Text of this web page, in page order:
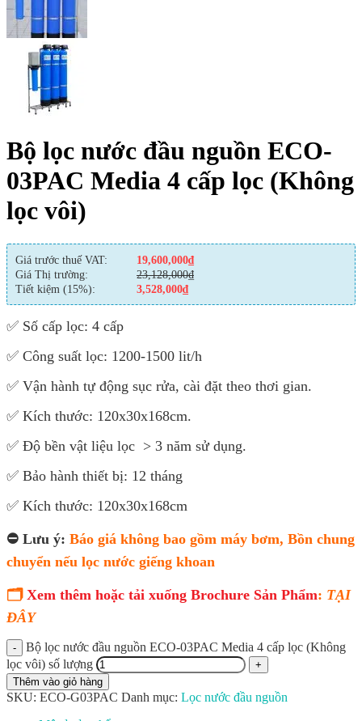
Bộ lọc nước đầu nguồn ECO-
03PAC Media 4 cấp lọc (Không
lọc vôi)
Giá trước thuế VAT: 19,600,000₫
Giá Thị trường:
23,128,000₫
Tiết kiệm (15%):
3,528,000₫
✅ Số cấp lọc: 4 cấp
✅ Công suất lọc: 1200-1500 lit/h
✅ Vận hành tự động sục rửa, cài đặt theo thơi gian.
✅ Kích thước: 120x30x168cm.
✅ Độ bền vật liệu lọc > 3 năm sử dụng.
✅ Bảo hành thiết bị: 12 tháng
✅ Kích thước: 120x30x168cm
⛔ Lưu ý: Báo giá không bao gồm máy bơm, Bồn chung
chuyển nếu lọc nước giếng khoan
🗂Xem thêm hoặc tải xuống Brochure Sản Phẩm: TẠI
ĐÂY
Bộ lọc nước đầu nguồn ECO-03PAC Media 4 cấp lọc (Không
lọc vôi) số lượng
Thêm vào giỏ hàng
SKU: ECO-G03PAC Danh mục: Lọc nước đầu nguồn